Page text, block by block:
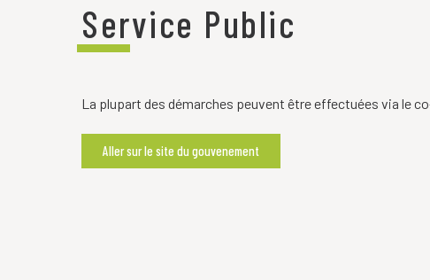
Service Public
La plupart des démarches peuvent être effectuées via le
Aller sur le site du gouvenement